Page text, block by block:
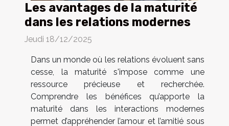
Les avantages de la maturité
dans les relations modernes
Jeudi 18/12/2025
Dans un monde où les relations évoluent sans
cesse, la maturité s'impose comme une
ressource précieuse et recherchée.
Comprendre les bénéfices qu’apporte la
maturité dans les interactions modernes
permet d’appréhender l’amour et l’amitié sous